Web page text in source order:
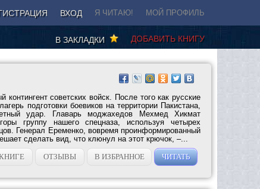
ВХОД Я ЧИТАЮ! МОЙ ПРОФИЛЬ
ДОБАВИТЬ КНИГУ
В ЗАКЛАДКИ
контингент советских войск. После того как русские
подготовки боевиков на территории Пакистана,
удар. Главарь моджахедов Мехмед Хикмат
группу нашего спецназа, используя четырех
Генерал Еременко, вовремя проинформированный
сделать вид, что клюнул на этот крючок, –...
ОТЗЫВЫ В ИЗБРАННОЕ ЧИТАТЬ